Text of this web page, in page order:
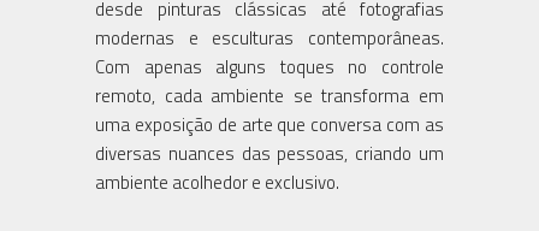
desde pinturas clássicas até fotografias
modernas e esculturas contemporâneas.
Com apenas alguns toques no controle
remoto, cada ambiente se transforma em
uma exposição de arte que conversa com as
diversas nuances das pessoas, criando um
ambiente acolhedor e exclusivo.